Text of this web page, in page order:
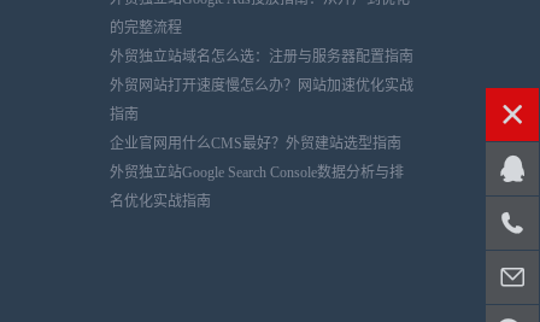
的完整流程
外贸独立站域名怎么选：注册与服务器配置指南
外贸网站打开速度慢怎么办？网站加速优化实战
指南
企业官网用什么CMS最好？外贸建站选型指南
外贸独立站Google Search Console数据分析与排
名优化实战指南